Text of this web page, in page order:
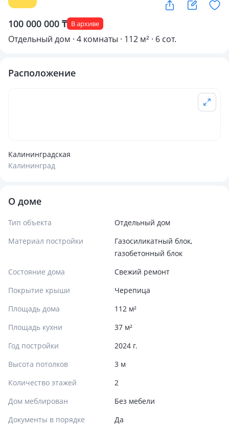
100 000 000 ₸ В архиве
Отдельный дом · 4 комнаты · 112 м² · 6 сот.
Расположение
Калининградская
Калининград
О доме
Тип объекта
Отдельный дом
Материал постройки
Газосиликатный блок,
газобетонный блок
Состояние дома
Свежий ремонт
Покрытие крыши
Черепица
Площадь дома
112 м²
Площадь кухни
37 м²
Год постройки
2024 г.
Высота потолков
3 м
Количество этажей
2
Дом меблирован
Без мебели
Документы в порядке
Да